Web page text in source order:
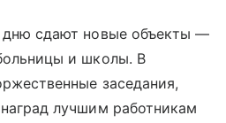
дню сдают новые объекты —
и школы. В
заседания,
лучшим работникам